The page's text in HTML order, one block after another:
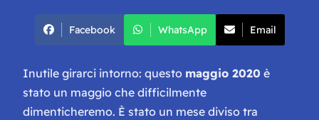
Facebook WhatsApp Email
Inutile girarci intorno: questo maggio 2020 è
stato un maggio che difficilmente
dimenticheremo. È stato un mese diviso tra